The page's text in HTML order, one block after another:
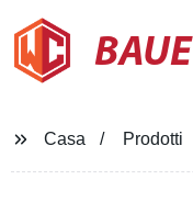
BAUE
Casa Prodotti